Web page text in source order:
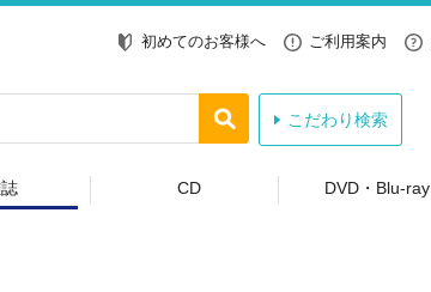
初めてのお客様へ ご利用案内
こだわり検索
CD DVD・Blu-ray